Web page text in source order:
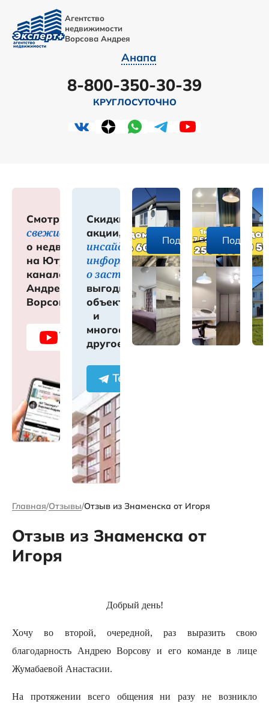
Агентство
недвижимости
Ворсова Андрея
Анапа
8-800-350-30-39
КРУГЛОСУТОЧНО
Смотрите
свежие обзоры
о недвижимости
на Ютуб-
канале
Андрея
Ворсова
Скидки,
акции,
инсайдерская
информация
о застройщиках
выгодных
объектах
и
многое
другое
Подробнее
Главная Отзывы Отзыв из Знаменска от Игоря
Отзыв из Знаменска от
Игоря
Добрый день!
Хочу во второй, очередной, раз выразить свою
благодарность Андрею Ворсову и его команде в лице
Жумабаевой Анастасии.
На протяжении всего общения ни разу не возникло